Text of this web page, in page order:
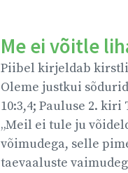
Me ei võitle
Piibel kirjeldab
Oleme justkui
10:3,4; Pauluse 2.
„Meil ei tule ju
võimudega, selle
taevaaluste